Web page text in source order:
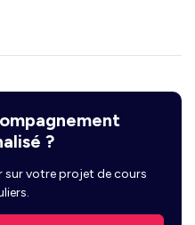
?
sur votre projet de cours